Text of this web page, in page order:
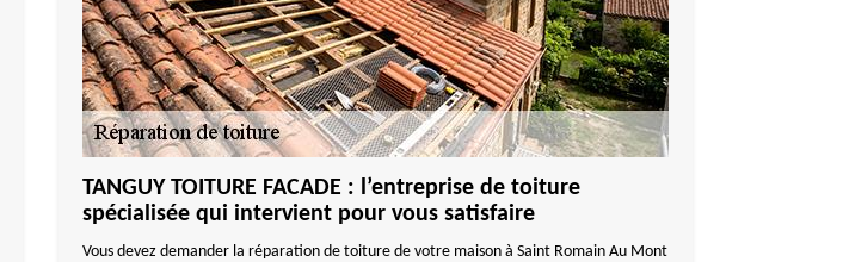
TANGUY TOITURE FACADE : l’entreprise de toiture
spécialisée qui intervient pour vous satisfaire
Vous devez demander la réparation de toiture de votre maison à Saint Romain Au Mont